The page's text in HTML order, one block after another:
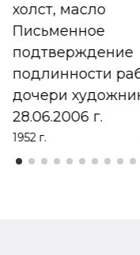
холст, масло
Письменное
подтверждение
подлинности
дочери
28.06.2006 г.
1952 г.